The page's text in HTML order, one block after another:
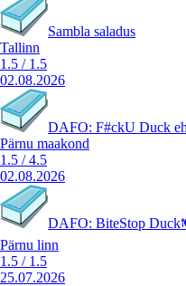
Sambla saladus
Tallinn
1.5 / 1.5
02.08.2026
DAFO: F#ckU Duck
Pärnu maakond
1.5 /4.5
02.08.2026
DAFO: BiteStop
Pärnu linn
1.5 / 1.5
25.07.2026